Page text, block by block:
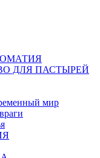
ДЛЯ ПАСТЫРЕЙ
мир